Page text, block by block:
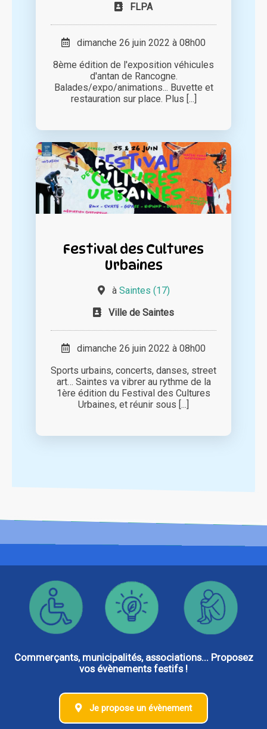
FLPA
dimanche 26 juin 2022 à 08h00
8ème édition de l'exposition véhicules
d'antan de Rancogne.
Balades/expo/animations... Buvette et
restauration sur place. Plus [...]
Festival des Cultures
Urbaines
à Saintes (17)
Ville de Saintes
dimanche 26 juin 2022 à 08h00
Sports urbains, concerts, danses, street
art… Saintes va vibrer au rythme de la
1ère édition du Festival des Cultures
Urbaines, et réunir sous [...]
Commerçants, municipalités, associations... Proposez
vos évènements festifs !
Je propose un évènement